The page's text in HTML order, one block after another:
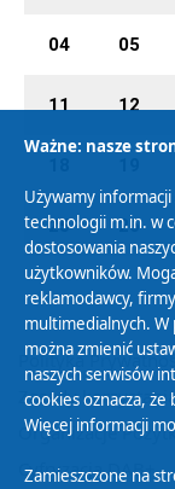
04 05
11 12
25 26
Polityka
Zasady
Organizacje
Cyfryzacja DAB+
Ważne: nasze
Używamy
technologii m.in. w
dostosowania
użytkowników.
reklamodawcy,
multimedialnych. W
można zmienić
naszych serwisów
cookies oznacza, że
Więcej informacji
Zamieszczone na